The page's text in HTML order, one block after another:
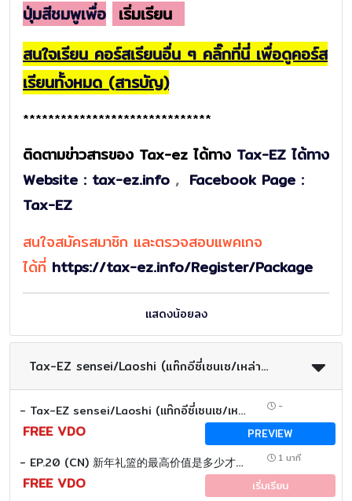
ปุ่มสีชมพูเพื่อ เริ่มเรียน
สนใจเรียน คอร์สเรียนอื่น ๆ คลิ๊กที่นี่ เพื่อดูคอร์ส
เรียนทั้งหมด (สารบัญ)
******************************
ติดตามข่าวสารของ Tax-ez ได้ทาง Tax-EZ ได้ทาง
Website : tax-ez.info , Facebook Page :
Tax-EZ
สนใจสมัครสมาชิก และตรวจสอบแพคเกจ
ได้ที่ https://tax-ez.info/Register/Package
แสดงน้อยลง
Tax-EZ sensei/Laoshi (แท๊กอีซี่เซนเซ/เหล่าซือ) พี่ก้อย/Sato san/เหมยลี่
- Tax-EZ sensei/Laoshi (แท๊กอีซี่เซนเซ/เหล่าซือ) -
FREE VDO PREVIEW
- EP.20 (CN) 新年礼篮的最高价值是多少才能全额抵扣税款 ？ 1 นาที
FREE VDO เริ่มเรียน